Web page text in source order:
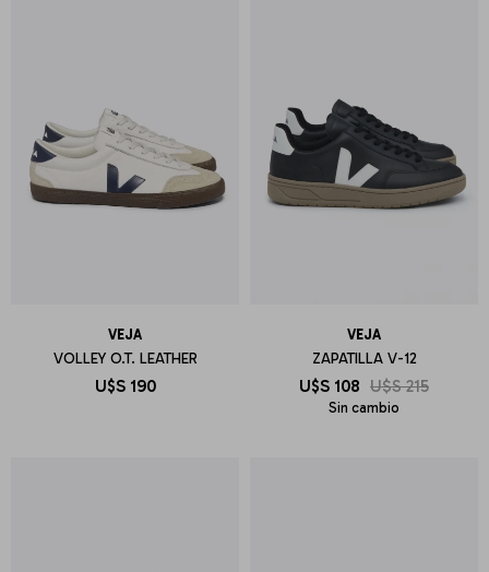
VEJA
VOLLEY O.T. LEATHER
U$S 190
VEJA
ZAPATILLA V-12
U$S 108 U$S 215
Sin cambio